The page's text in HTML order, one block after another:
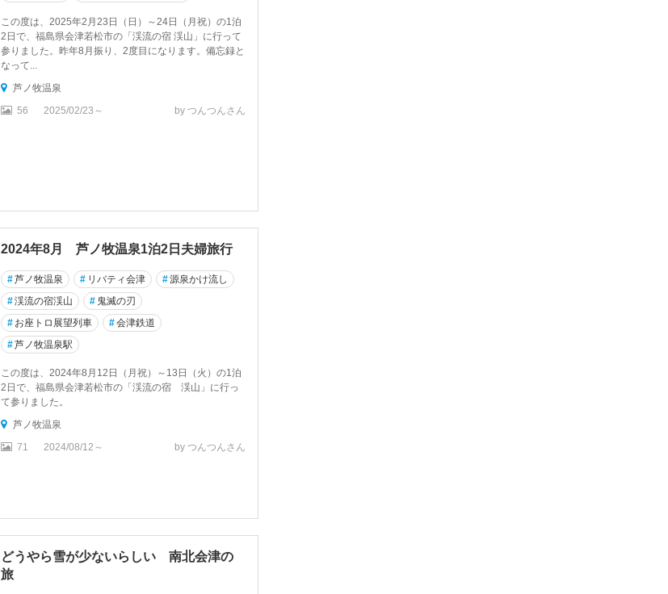
この度は、2025年2月23日（日）～24日（月祝）の1泊
2日で、福島県会津若松市の「渓流の宿 渓山」に行って
参りました。昨年8月振り、2度目になります。備忘録と
なって...
芦ノ牧温泉
56
2025/02/23～ by つんつんさん
2024年8月 芦ノ牧温泉1泊2日夫婦旅行
#芦ノ牧温泉 # リバティ会津 #源泉かけ流し
#渓流の宿渓山 # 鬼滅の刃
# お座トロ展望列車 #会津鉄道
#芦ノ牧温泉駅
この度は、2024年8月12日（月祝）～13日（火）の1泊
2日で、福島県会津若松市の「渓流の宿 渓山」に行っ
て参りました。
芦ノ牧温泉
71
2024/08/12～ by つんつんさん
どうやら雪が少ないらしい 南北会津の
旅